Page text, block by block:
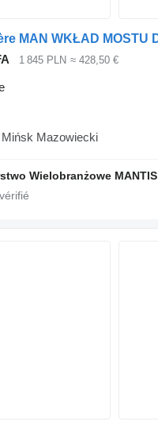
1 845 PLN ≈ 428,50 €
Mińsk Mazowiecki
Wielobranżowe MANTIS